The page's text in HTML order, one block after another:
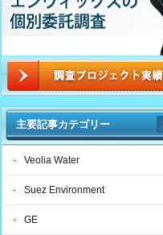
主要記事カテゴリー
Veolia Water
Suez Environment
GE